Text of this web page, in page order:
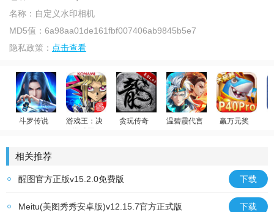
名称： 自定义水印相机
MD5值： 6a98aa01de161fbf007406ab9845b5e7
隐私政策： 点击查看
斗罗传说
游戏王：决斗链接
游戏王
贪玩传奇
温碧霞代言
赢万元奖
相关推荐
醒图官方正版v15.2.0免费版 下载
Meitu(美图秀秀安卓版)v12.15.7官方正式版 下载